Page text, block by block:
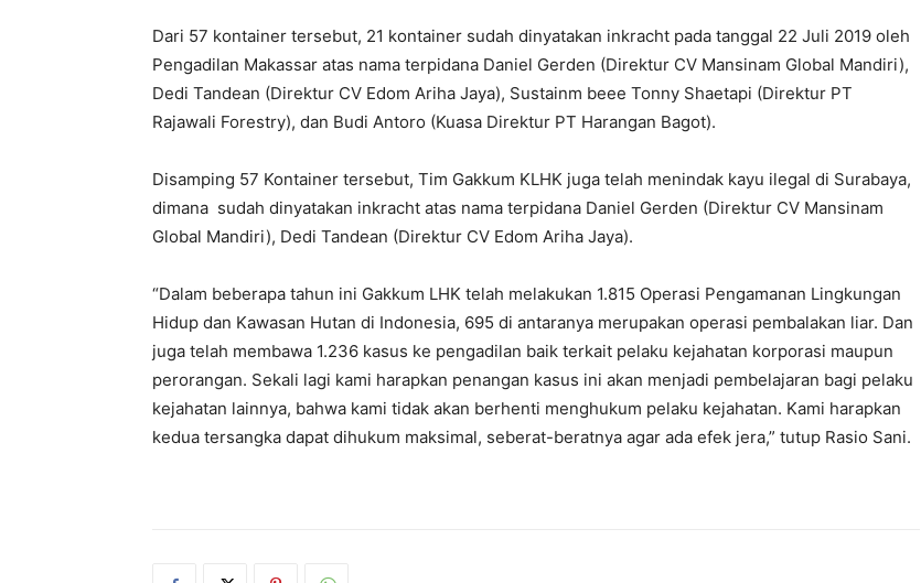
Dari 57 kontainer tersebut, 21 kontainer sudah dinyatakan inkracht pada tanggal 22 Juli 2019 oleh
Pengadilan Makassar atas nama terpidana Daniel Gerden (Direktur CV Mansinam Global Mandiri),
Dedi Tandean (Direktur CV Edom Ariha Jaya), Sustainm beee Tonny Shaetapi (Direktur PT
Rajawali Forestry), dan Budi Antoro (Kuasa Direktur PT Harangan Bagot).
Disamping 57 Kontainer tersebut, Tim Gakkum KLHK juga telah menindak kayu ilegal di Surabaya,
dimana sudah dinyatakan inkracht atas nama terpidana Daniel Gerden (Direktur CV Mansinam
Global Mandiri), Dedi Tandean (Direktur CV Edom Ariha Jaya).
“Dalam beberapa tahun ini Gakkum LHK telah melakukan 1.815 Operasi Pengamanan Lingkungan
Hidup dan Kawasan Hutan di Indonesia, 695 di antaranya merupakan operasi pembalakan liar. Dan
juga telah membawa 1.236 kasus ke pengadilan baik terkait pelaku kejahatan korporasi maupun
perorangan. Sekali lagi kami harapkan penangan kasus ini akan menjadi pembelajaran bagi pelaku
kejahatan lainnya, bahwa kami tidak akan berhenti menghukum pelaku kejahatan. Kami harapkan
kedua tersangka dapat dihukum maksimal, seberat-beratnya agar ada efek jera,” tutup Rasio Sani.